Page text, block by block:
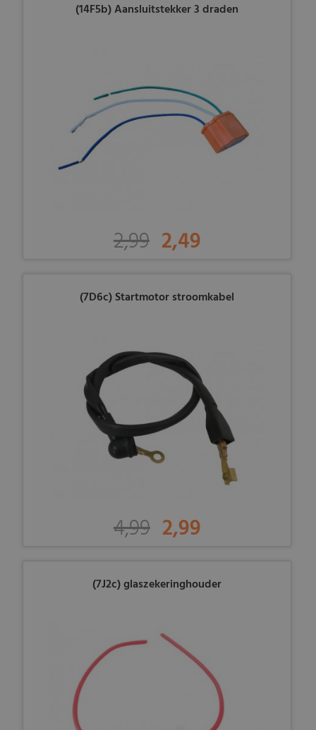
(14F5b) Aansluitstekker 3 draden
2,99 2,49
(7D6c) Startmotor stroomkabel
4,99 2,99
(7J2c) glaszekeringhouder